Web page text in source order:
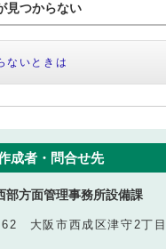
見つからない
ないときは
成者・問合せ先
方面管理事務所設備課
大阪市西成区津守2丁